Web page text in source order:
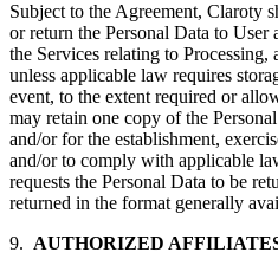
Subject to the Agreement, Claroty
or return the Personal Data to
the Services relating to Processing,
unless applicable law requires
event, to the extent required or
may retain one copy of the
and/or for the establishment,
and/or to comply with applicable
requests the Personal Data to be
returned in the format generally
9. AUTHORIZED